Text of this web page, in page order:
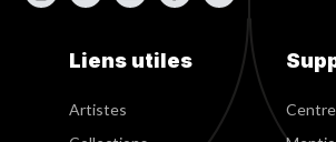
Liens utiles
Artistes